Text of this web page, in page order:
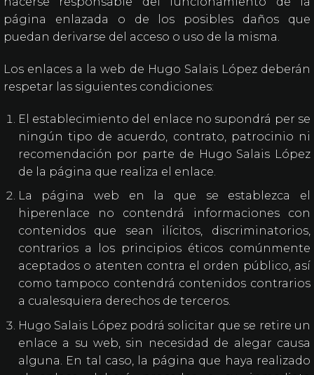
página enlazada o de los posibles daños que
puedan derivarse del acceso o uso de la misma.
Los enlaces a la web de Hugo Salais López deberán
respetar las siguientes condiciones:
El establecimiento del enlace no supondrá per se
ningún tipo de acuerdo, contrato, patrocinio ni
recomendación por parte de Hugo Salais López
de la página que realiza el enlace.
La página web en la que se establezca el
hiperenlace no contendrá informaciones con
contenidos que sean ilícitos, discriminatorios,
contrarios a los principios éticos comúnmente
aceptados o atenten contra el orden público, así
como tampoco contendrá contenidos contrarios
a cualesquiera derechos de terceros.
Hugo Salais López podrá solicitar que se retire un
enlace a su web, sin necesidad de alegar causa
alguna. En tal caso, la página que haya realizado